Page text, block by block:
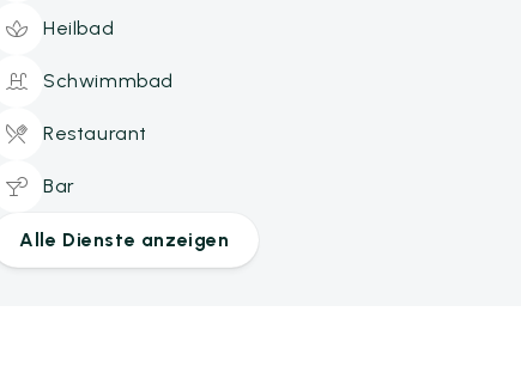
Heilbad
Schwimmbad
Restaurant
Bar
Alle Dienste anzeigen